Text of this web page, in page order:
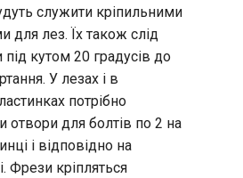
служити кріпильними
для лез. Їх також слід
кутом 20 градусів до
У лезах і в
потрібно
отвори для болтів по 2 на
і відповідно на
Фрези кріпляться